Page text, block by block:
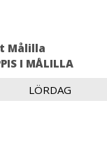
Målilla
I MÅLILLA
LÖRDAG